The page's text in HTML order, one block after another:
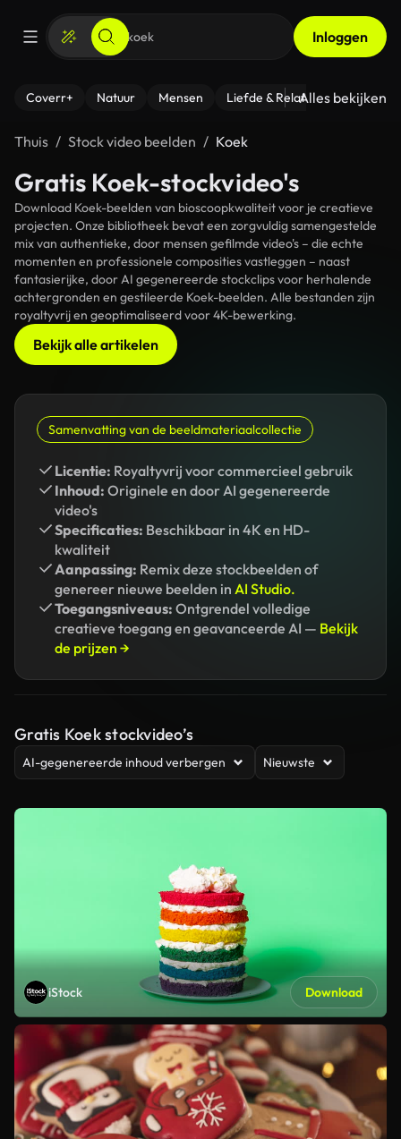
Inloggen
Coverr+ Natuur Mensen Liefde & Relaties - Fitness
Alles bekijken
Thuis Stock video beelden Koek
Gratis Koek-stockvideo's
Download Koek-beelden van bioscoopkwaliteit voor je creatieve
projecten. Onze bibliotheek bevat een zorgvuldig samengestelde
mix van authentieke, door mensen gefilmde video's – die echte
momenten en professionele composities vastleggen – naast
fantasierijke, door AI gegenereerde stockclips voor herhalende
achtergronden en gestileerde Koek-beelden. Alle bestanden zijn
royaltyvrij en geoptimaliseerd voor 4K-bewerking.
Bekijk alle artikelen
Samenvatting van de beeldmateriaalcollectie
Licentie: Royaltyvrij voor commercieel gebruik
Inhoud: Originele en door AI gegenereerde
video's
Specificaties: Beschikbaar in 4K en HD-
kwaliteit
Aanpassing: Remix deze stockbeelden of
genereer nieuwe beelden in AI Studio.
Toegangsniveaus: Ontgrendel volledige
creatieve toegang en geavanceerde AI — Bekijk
de prijzen →
Gratis Koek stockvideo’s
AI-gegenereerde inhoud verbergen Nieuwste
iStock Download